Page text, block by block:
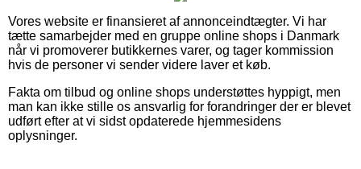
Vores website er finansieret af annonceindtægter. Vi har
tætte samarbejder med en gruppe online shops i Danmark
når vi promoverer butikkernes varer, og tager kommission
hvis de personer vi sender videre laver et køb.
Fakta om tilbud og online shops understøttes hyppigt, men
man kan ikke stille os ansvarlig for forandringer der er blevet
udført efter at vi sidst opdaterede hjemmesidens
oplysninger.